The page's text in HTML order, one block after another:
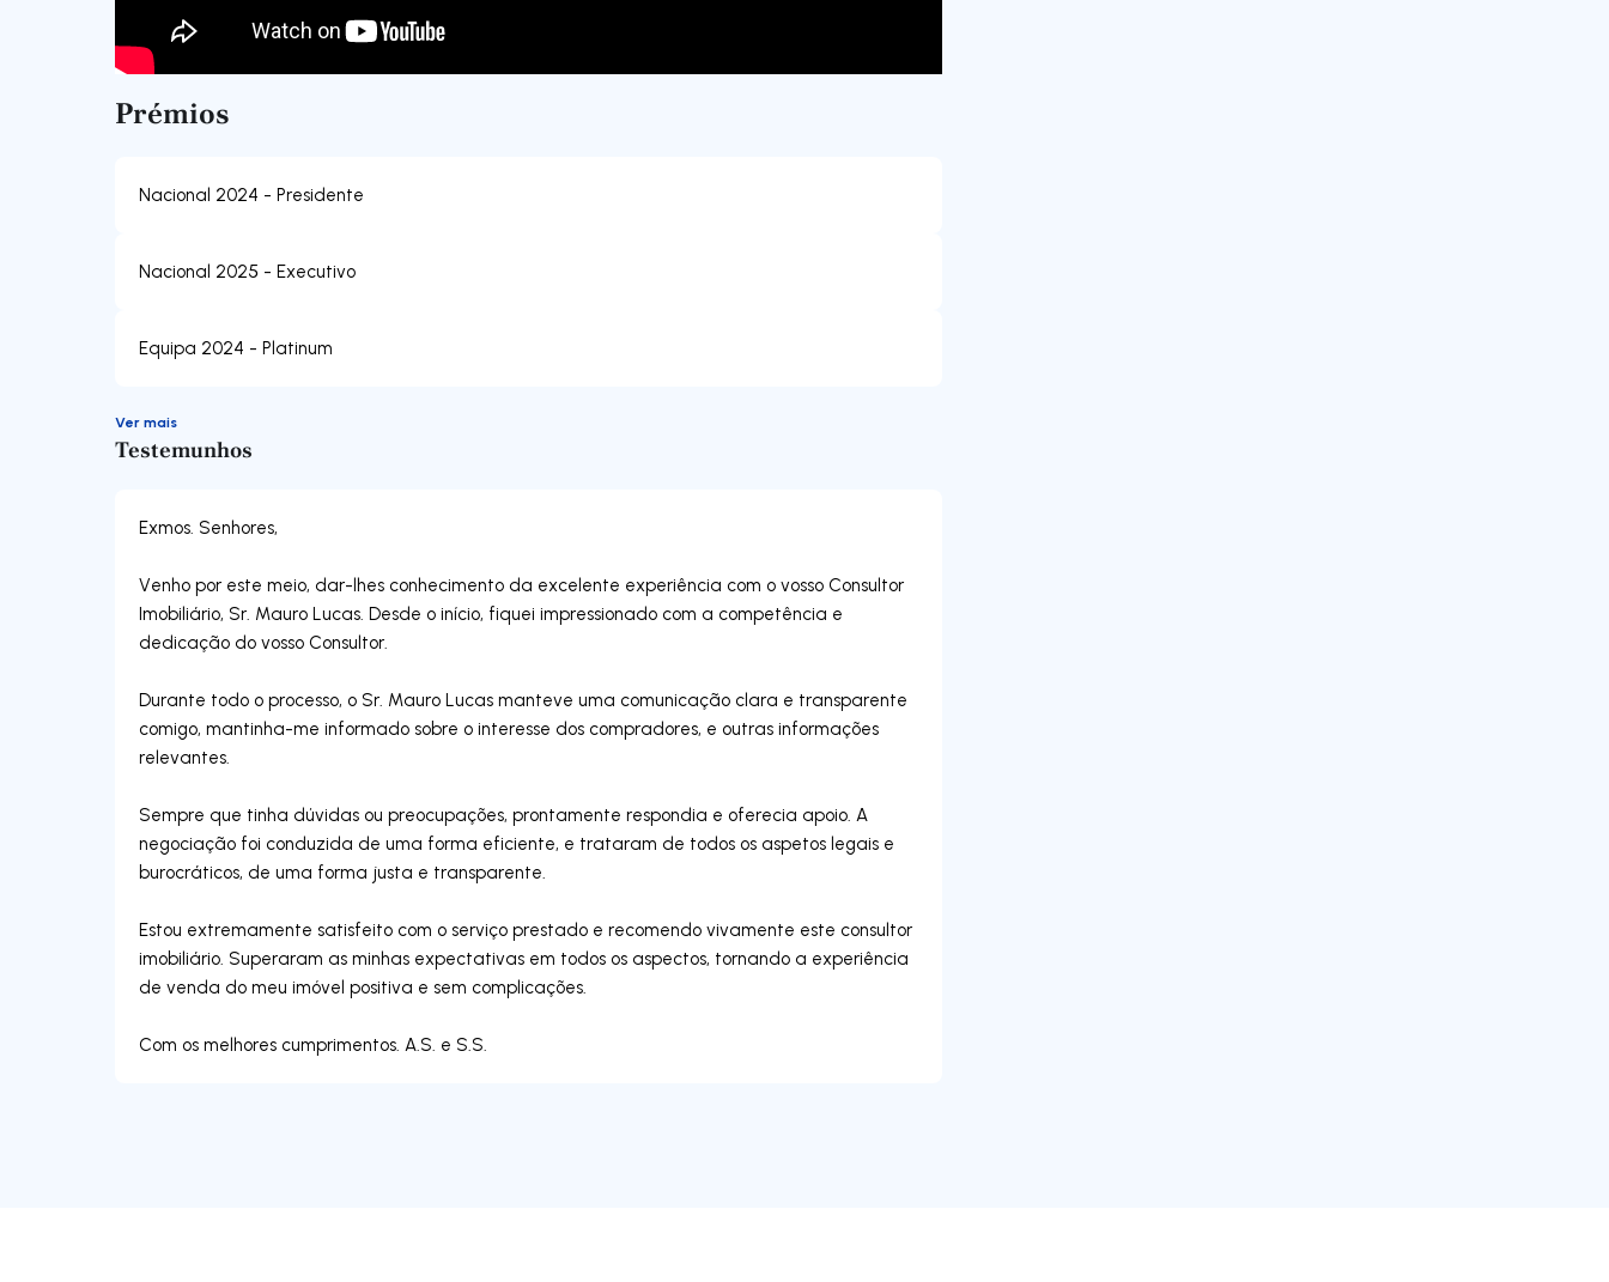
Prémios
Nacional 2024 - Presidente
Nacional 2025 - Executivo
Equipa 2024 - Platinum
Ver mais
Testemunhos
Exmos. Senhores,
Venho por este meio, dar-lhes conhecimento da excelente experiência com o vosso Consultor
Imobiliário, Sr. Mauro Lucas. Desde o início, fiquei impressionado com a competência e
dedicação do vosso Consultor.
Durante todo o processo, o Sr. Mauro Lucas manteve uma comunicação clara e transparente
comigo, mantinha-me informado sobre o interesse dos compradores, e outras informações
relevantes.
Sempre que tinha dúvidas ou preocupações, prontamente respondia e oferecia apoio. A
negociação foi conduzida de uma forma eficiente, e trataram de todos os aspetos legais e
burocráticos, de uma forma justa e transparente.
Estou extremamente satisfeito com o serviço prestado e recomendo vivamente este consultor
imobiliário. Superaram as minhas expectativas em todos os aspectos, tornando a experiência
de venda do meu imóvel positiva e sem complicações.
Com os melhores cumprimentos. A.S. e S.S.